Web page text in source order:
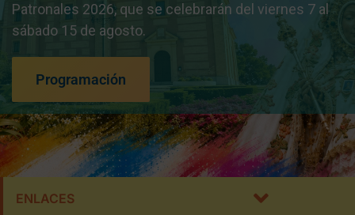
Patronales 2026, que se celebrarán del viernes 7 al
sábado 15 de agosto.
Programación
ENLACES